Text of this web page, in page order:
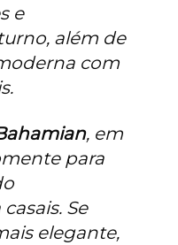
e
além de
com
, em
para
Se
elegante,